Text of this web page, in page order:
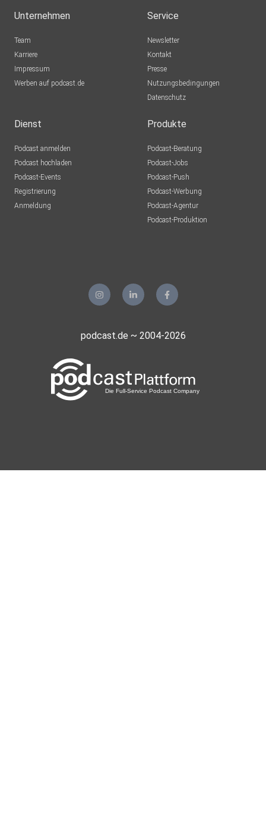
Unternehmen
Team
Karriere
Impressum
Werben auf podcast.de
Service
Newsletter
Kontakt
Presse
Nutzungsbedingungen
Datenschutz
Dienst
Podcast anmelden
Podcast hochladen
Podcast-Events
Registrierung
Anmeldung
Produkte
Podcast-Beratung
Podcast-Jobs
Podcast-Push
Podcast-Werbung
Podcast-Agentur
Podcast-Produktion
podcast.de ~ 2004-2026